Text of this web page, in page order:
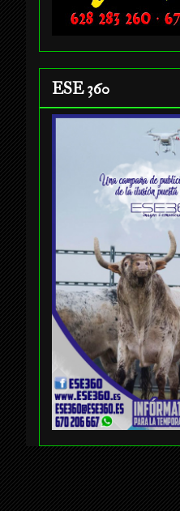
ESE 360